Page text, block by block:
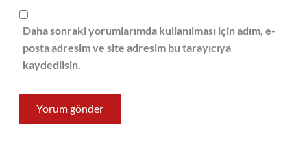
Daha sonraki yorumlarımda kullanılması için adım, e-
posta adresim ve site adresim bu tarayıcıya
kaydedilsin.